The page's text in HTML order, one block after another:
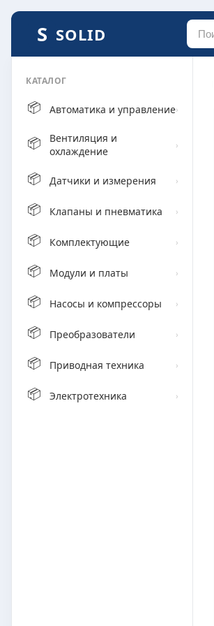
SOLID
КАТАЛОГ
📦 Автоматика и управление›
📦
Вентиляция и
охлаждение
›
📦 Датчики и измерения ›
📦 Клапаны и пневматика ›
📦 Комплектующие ›
📦 Модули и платы ›
📦 Насосы и компрессоры ›
📦 Преобразователи ›
📦 Приводная техника ›
📦 Электротехника ›